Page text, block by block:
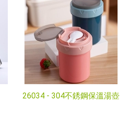
26034 - 304不銹鋼保溫湯壺